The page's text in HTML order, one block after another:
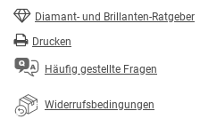
Diamant- und Brillanten-Ratgeber
Drucken
Häufig gestellte Fragen
Widerrufsbedingungen